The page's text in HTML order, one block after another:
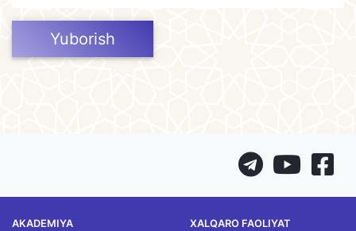
Yuborish
AKADEMIYA
XALQARO FAOLIYAT